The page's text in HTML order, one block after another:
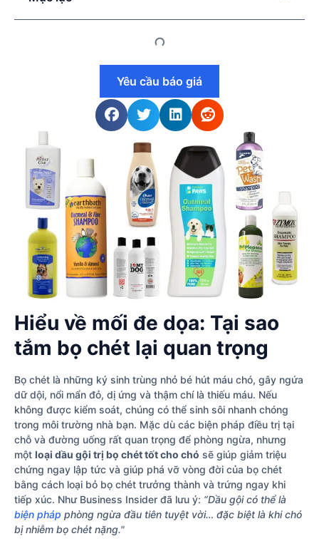
Hiểu về mối đe dọa: Tại sao
tắm bọ chét lại quan trọng
Bọ chét là những ký sinh trùng nhỏ bé hút máu chó, gây ngứa
dữ dội, nổi mẩn đỏ, dị ứng và thậm chí là thiếu máu. Nếu
không được kiểm soát, chúng có thể sinh sôi nhanh chóng
trong môi trường nhà bạn. Mặc dù các biện pháp điều trị tại
chỗ và đường uống rất quan trọng để phòng ngừa, nhưng
một loại dầu gội trị bọ chét tốt cho chó sẽ giúp giảm triệu
chứng ngay lập tức và giúp phá vỡ vòng đời của bọ chét
bằng cách loại bỏ bọ chét trưởng thành và trứng ngay khi
tiếp xúc. Như Business Insider đã lưu ý: “Dầu gội có thể là
biện pháp phòng ngừa đầu tiên tuyệt vời… đặc biệt là khi chó
bị nhiễm bọ chét nặng."
Yêu cầu báo giá